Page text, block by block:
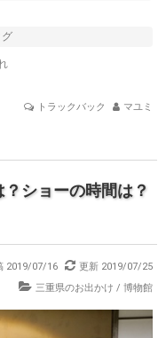
グ
トラックバック マユミ
ショーの時間は？
2019/07/16
更新 2019/07/25
三重県のお出かけ / 博物館